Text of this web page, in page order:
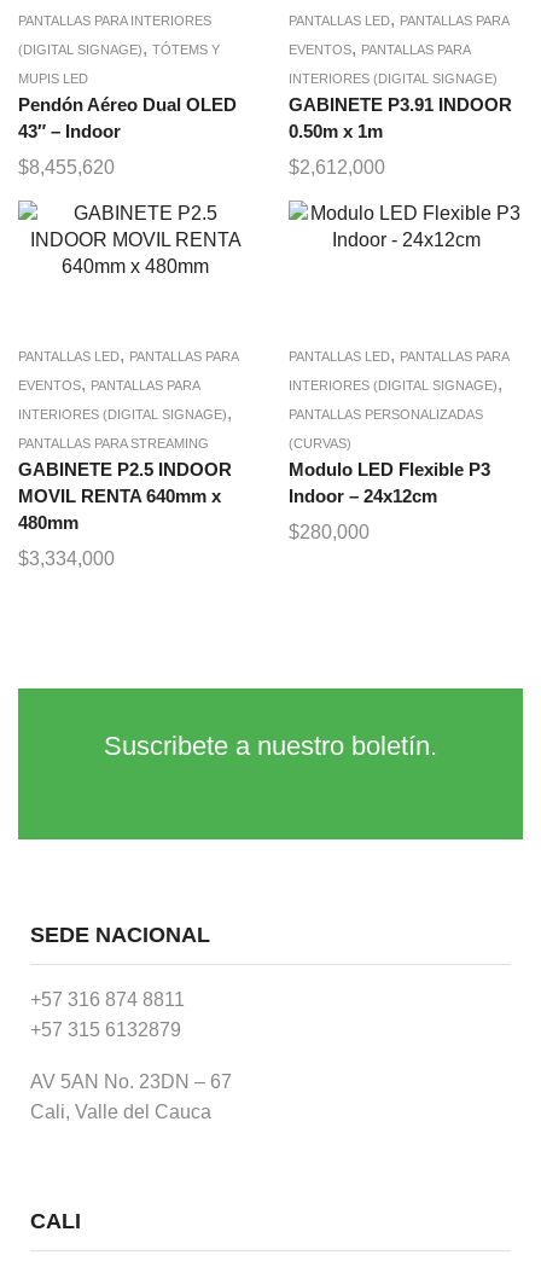
PANTALLAS PARA INTERIORES
(DIGITAL SIGNAGE), TÓTEMS Y
MUPIS LED
Pendón Aéreo Dual OLED
43″ – Indoor
$8,455,620
PANTALLAS LED, PANTALLAS PARA
EVENTOS, PANTALLAS PARA
INTERIORES (DIGITAL SIGNAGE)
GABINETE P3.91 INDOOR
0.50m x 1m
$2,612,000
PANTALLAS LED, PANTALLAS PARA
EVENTOS, PANTALLAS PARA
INTERIORES (DIGITAL SIGNAGE),
PANTALLAS PARA STREAMING
GABINETE P2.5 INDOOR
MOVIL RENTA 640mm x
480mm
$3,334,000
PANTALLAS LED, PANTALLAS PARA
INTERIORES (DIGITAL SIGNAGE),
PANTALLAS PERSONALIZADAS
(CURVAS)
Modulo LED Flexible P3
Indoor – 24x12cm
$280,000
Suscribete a nuestro boletín.
SEDE NACIONAL
+57 316 874 8811
+57 315 6132879
AV 5AN No. 23DN – 67
Cali, Valle del Cauca
CALI